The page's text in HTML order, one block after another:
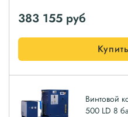
383 155 руб
Купить
Винтовой
500 LD 8